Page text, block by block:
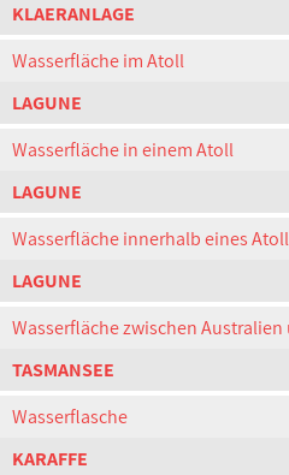
KLAERANLAGE
Wasserfläche im Atoll
LAGUNE
Wasserfläche in einem Atoll
LAGUNE
Wasserfläche innerhalb eines
LAGUNE
Wasserfläche zwischen
TASMANSEE
Wasserflasche
KARAFFE